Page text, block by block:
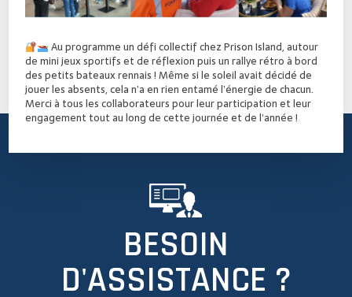
Au programme un défi collectif chez Prison Island, autour
de mini jeux sportifs et de réflexion puis un rallye rétro à bord
des petits bateaux rennais ! Même si le soleil avait décidé de
jouer les absents, cela n’a en rien entamé l’énergie de chacun.
Merci à tous les collaborateurs pour leur participation et leur
engagement tout au long de cette journée et de l’année !
BESOIN
D'ASSISTANCE ?